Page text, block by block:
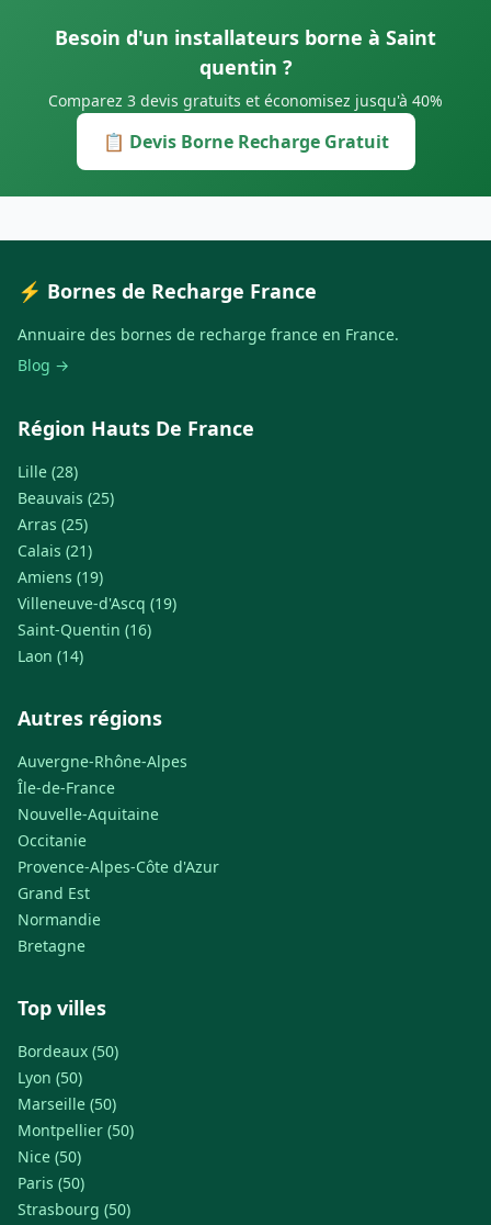
Besoin d'un installateurs borne à Saint
quentin ?
Comparez 3 devis gratuits et économisez jusqu'à 40%
📋 Devis Borne Recharge Gratuit
⚡ Bornes de Recharge France
Annuaire des bornes de recharge france en France.
Blog →
Région Hauts De France
Lille (28)
Beauvais (25)
Arras (25)
Calais (21)
Amiens (19)
Villeneuve-d'Ascq (19)
Saint-Quentin (16)
Laon (14)
Autres régions
Auvergne-Rhône-Alpes
Île-de-France
Nouvelle-Aquitaine
Occitanie
Provence-Alpes-Côte d'Azur
Grand Est
Normandie
Bretagne
Top villes
Bordeaux (50)
Lyon (50)
Marseille (50)
Montpellier (50)
Nice (50)
Paris (50)
Strasbourg (50)